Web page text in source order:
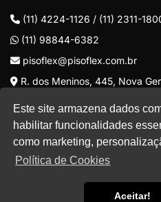
Este site armazena dados
habilitar funcionalidades
como marketing,
Política de Cookies
Aceitar!
(11) 4224-1126 / (11) 2311-
(11) 98844-6382
pisoflex@pisoflex.com.br
R. dos Meninos, 445, Nova
CEP: 09580-300
©Focus Publicidade